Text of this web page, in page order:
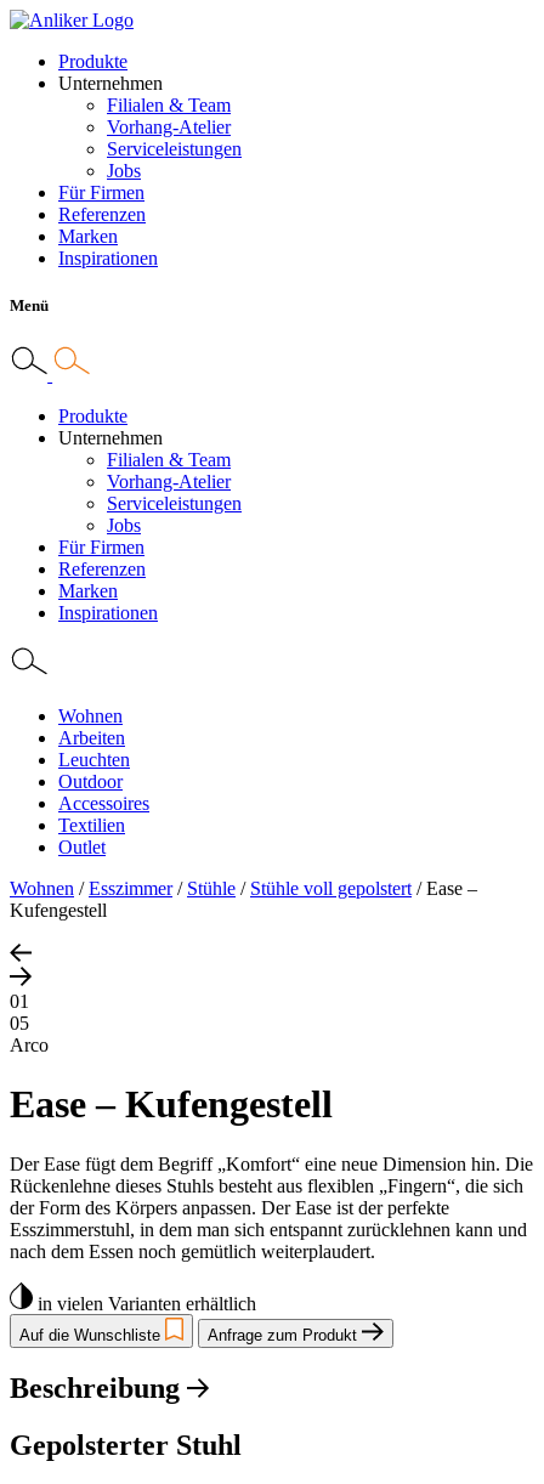
Produkte
Unternehmen
Filialen & Team
Vorhang-Atelier
Serviceleistungen
Jobs
Für Firmen
Referenzen
Marken
Inspirationen
Menü
Produkte
Unternehmen
Filialen & Team
Vorhang-Atelier
Serviceleistungen
Jobs
Für Firmen
Referenzen
Marken
Inspirationen
Wohnen
Arbeiten
Leuchten
Outdoor
Accessoires
Textilien
Outlet
Wohnen /Esszimmer/ Stühle / Stühle voll gepolstert /Ease –
Kufengestell
01
05
Arco
Ease – Kufengestell
Der Ease fügt dem Begriff „Komfort“ eine neue Dimension hin. Die
Rückenlehne dieses Stuhls besteht aus flexiblen „Fingern“, die sich
der Form des Körpers anpassen. Der Ease ist der perfekte
Esszimmerstuhl, in dem man sich entspannt zurücklehnen kann und
nach dem Essen noch gemütlich weiterplaudert.
in vielen Varianten erhältlich
Auf die Wunschliste Anfrage zum Produkt
Beschreibung
Gepolsterter Stuhl